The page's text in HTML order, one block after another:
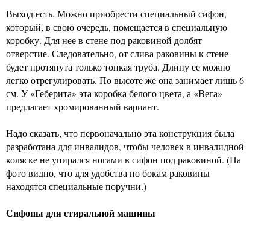
Выход есть. Можно приобрести специальный сифон,
который, в свою очередь, помещается в специальную
коробку. Для нее в стене под раковиной долбят
отверстие. Следовательно, от слива раковины к стене
будет протянута только тонкая труба. Длину ее можно
легко отрегулировать. По высоте же она занимает лишь 6
см. У «Геберита» эта коробка белого цвета, а «Вега»
предлагает хромированный вариант.
Надо сказать, что первоначально эта конструкция была
разработана для инвалидов, чтобы человек в инвалидной
коляске не упирался ногами в сифон под раковиной. (На
фото видно, что для удобства по бокам раковины
находятся специальные поручни.)
Сифоны для стиральной машины